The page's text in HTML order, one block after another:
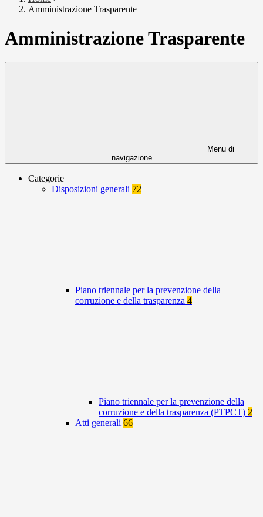
Amministrazione Trasparente
Amministrazione Trasparente
Menu di
navigazione
Categorie
Disposizioni generali 72
Piano triennale per la prevenzione della
corruzione e della trasparenza 4
Piano triennale per la prevenzione della
corruzione e della trasparenza (PTPCT) 2
Atti generali 66